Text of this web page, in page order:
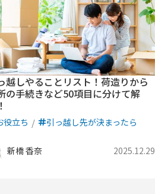
越しやることリスト！荷造りから
の手続きなど50項目に分けて解
役立ち 引っ越し先が決まったら
新橋 香奈 2025.12.29